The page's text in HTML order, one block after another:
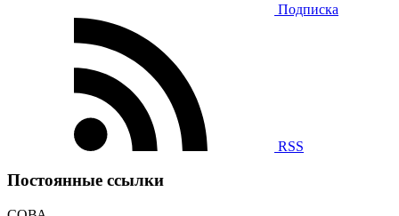
Подписка
RSS
Постоянные ссылки